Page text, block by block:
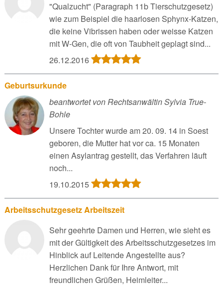
"Qualzucht" (Paragraph 11b Tierschutzgesetz)
wie zum Beispiel die haarlosen Sphynx-Katzen,
die keine Vibrissen haben oder weisse Katzen
mit W-Gen, die oft von Taubheit geplagt sind...
26.12.2016
Geburtsurkunde
beantwortet von Rechtsanwältin Sylvia True-
Bohle
Unsere Tochter wurde am 20. 09. 14 in Soest
geboren, die Mutter hat vor ca. 15 Monaten
einen Asylantrag gestellt, das Verfahren läuft
noch...
19.10.2015
Arbeitsschutzgesetz Arbeitszeit
Sehr geehrte Damen und Herren, wie sieht es
mit der Gültigkeit des Arbeitsschutzgesetzes im
Hinblick auf Leitende Angestellte aus?
Herzlichen Dank für Ihre Antwort, mit
freundlichen Grüßen, Heimleiter...